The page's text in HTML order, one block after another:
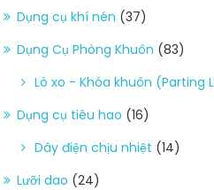
Dụng cụ khí nén (37)
Dụng Cụ Phòng Khuôn (83)
Lò xo - Khóa khuôn (Parting
Dụng cụ tiêu hao (16)
Dây điện chịu nhiệt (14)
Lưỡi dao (24)